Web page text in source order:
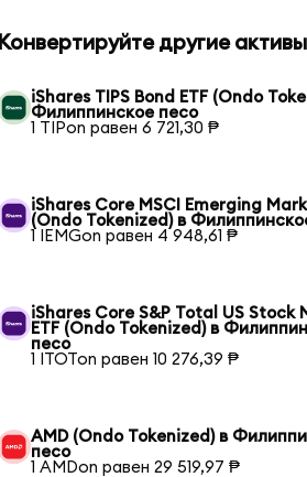
Конвертируйте другие
iShares TIPS Bond ETF (Ondo
Филиппинское песо
1 TIPon равен 6 721,30 ₱
iShares Core MSCI Emerging
(Ondo Tokenized) в
1 IEMGon равен 4 948,61 ₱
iShares Core S&P Total US Stock
ETF (Ondo Tokenized) в
песо
1 ITOTon равен 10 276,39 ₱
AMD (Ondo Tokenized) в
песо
1 AMDon равен 29 519,97 ₱